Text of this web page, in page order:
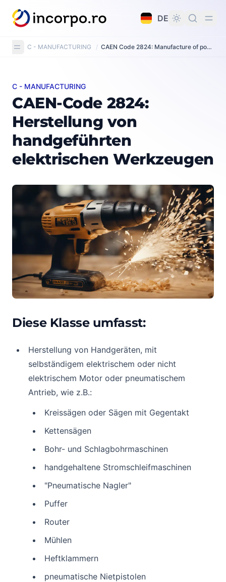
springen
DE
C - MANUFACTURING / CAEN Code 2824: Manufacture of power-driven hand tools
CAEN-Code 2824: Herstellung von handgeführten
C - MANUFACTURING
CAEN-Code 2824:
Herstellung von
handgeführten
elektrischen Werkzeugen
Diese Klasse umfasst:
Herstellung von Handgeräten, mit
selbständigem elektrischem oder nicht
elektrischem Motor oder pneumatischem
Antrieb, wie z.B.:
Kreissägen oder Sägen mit Gegentakt
Kettensägen
Bohr- und Schlagbohrmaschinen
handgehaltene Stromschleifmaschinen
"Pneumatische Nagler"
Puffer
Router
Mühlen
Heftklammern
pneumatische Nietpistolen